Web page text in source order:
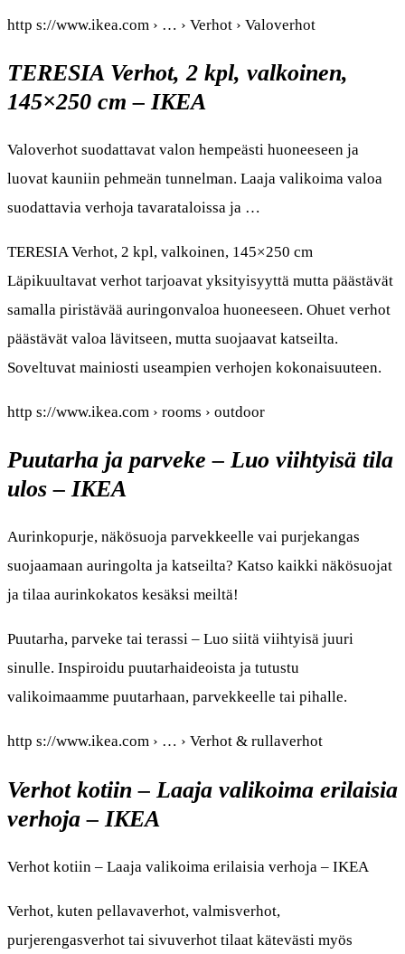
http s://www.ikea.com › … › Verhot › Valoverhot
TERESIA Verhot, 2 kpl, valkoinen,
145×250 cm – IKEA
Valoverhot suodattavat valon hempeästi huoneeseen ja
luovat kauniin pehmeän tunnelman. Laaja valikoima valoa
suodattavia verhoja tavarataloissa ja …
TERESIA Verhot, 2 kpl, valkoinen, 145×250 cm
Läpikuultavat verhot tarjoavat yksityisyyttä mutta päästävät
samalla piristävää auringonvaloa huoneeseen. Ohuet verhot
päästävät valoa lävitseen, mutta suojaavat katseilta.
Soveltuvat mainiosti useampien verhojen kokonaisuuteen.
http s://www.ikea.com › rooms › outdoor
Puutarha ja parveke – Luo viihtyisä tila
ulos – IKEA
Aurinkopurje, näkösuoja parvekkeelle vai purjekangas
suojaamaan auringolta ja katseilta? Katso kaikki näkösuojat
ja tilaa aurinkokatos kesäksi meiltä!
Puutarha, parveke tai terassi – Luo siitä viihtyisä juuri
sinulle. Inspiroidu puutarhaideoista ja tutustu
valikoimaamme puutarhaan, parvekkeelle tai pihalle.
http s://www.ikea.com › … › Verhot & rullaverhot
Verhot kotiin – Laaja valikoima erilaisia
verhoja – IKEA
Verhot kotiin – Laaja valikoima erilaisia verhoja – IKEA
Verhot, kuten pellavaverhot, valmisverhot,
purjerengasverhot tai sivuverhot tilaat kätevästi myös